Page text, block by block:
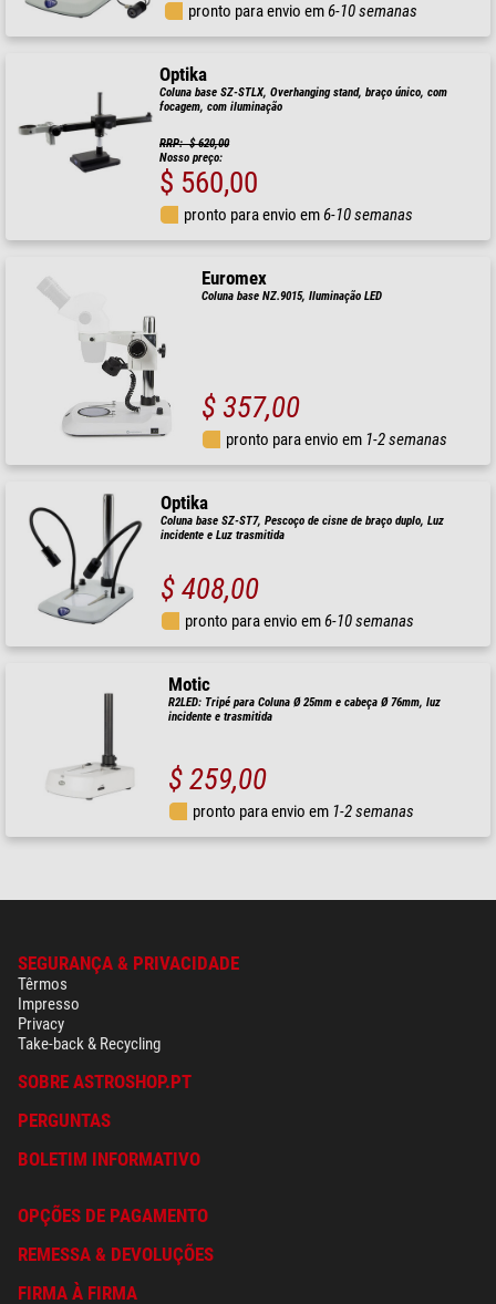
pronto para envio em6-10 semanas
Optika
Coluna base SZ-STLX, Overhanging stand, braço único, com
focagem, com iluminação
RRP: $ 620,00
Nosso preço:
$ 560,00
pronto para envio em6-10 semanas
Euromex
Coluna base NZ.9015, Iluminação LED
$ 357,00
pronto para envio em 1-2 semanas
Optika
Coluna base SZ-ST7, Pescoço de cisne de braço duplo, Luz
incidente e Luz trasmitida
$ 408,00
pronto para envio em6-10 semanas
Motic
R2LED: Tripé para Coluna Ø 25mm e cabeça Ø 76mm, luz
incidente e trasmitida
$ 259,00
pronto para envio em 1-2 semanas
SEGURANÇA & PRIVACIDADE
Têrmos
Impresso
Privacy
Take-back & Recycling
SOBRE ASTROSHOP.PT
PERGUNTAS
BOLETIM INFORMATIVO
OPÇÕES DE PAGAMENTO
REMESSA & DEVOLUÇÕES
FIRMA À FIRMA